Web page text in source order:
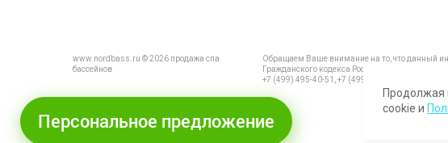
Персональное предложение
www.nordbass.ru © 2026 продажа спа
бассейнов
Обращаем Ваше внимание на то, что данный
Гражданского кодекса Российской Федерации.
+7 (499) 495-40-51, +7 (499) 288-09-98 , +7 (495)
Продолжая
cookie и